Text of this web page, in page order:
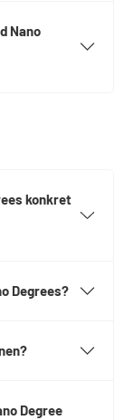
Nano
konkret
Degrees?
Degree